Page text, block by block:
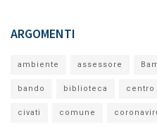
ARGOMENTI
ambiente assessore
bando biblioteca centro
civati comune